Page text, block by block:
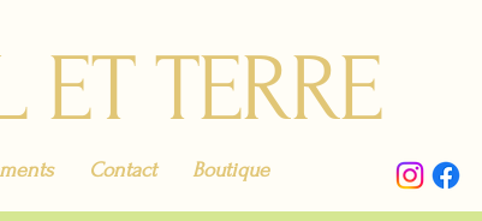
Contact Boutique
ET TERRE